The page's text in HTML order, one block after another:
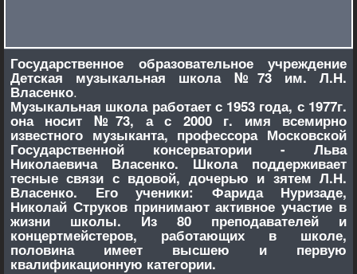
Государственное образовательное учреждение
Детская музыкальная школа №73 им. Л.Н.
Власенко.
Музыкальная школа работает с 1953 года, с 1977г.
она носит №73, а с 2000 г. имя всемирно
известного музыканта, профессора Московской
Государственной консерватории - Льва
Николаевича Власенко. Школа поддерживает
тесные связи с вдовой, дочерью и зятем Л.Н.
Власенко. Его ученики: Фарида Нуризаде,
Николай Струков принимают активное участие в
жизни школы. Из 80 преподавателей и
концертмейстеров, работающих в школе,
половина имеет высшею и первую
квалификационную категории.